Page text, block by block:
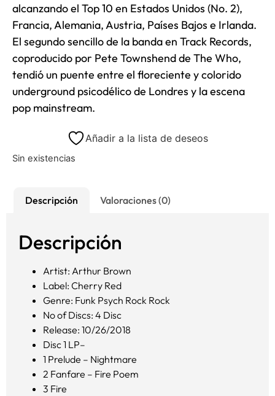
alcanzando el Top 10 en Estados Unidos (No. 2),
Francia, Alemania, Austria, Países Bajos e Irlanda.
El segundo sencillo de la banda en Track Records,
coproducido por Pete Townshend de The Who,
tendió un puente entre el floreciente y colorido
underground psicodélico de Londres y la escena
pop mainstream.
Añadir a la lista de deseos
Sin existencias
Descripción Valoraciones (0)
Descripción
Artist: Arthur Brown
Label: Cherry Red
Genre: Funk Psych Rock Rock
No of Discs: 4 Disc
Release: 10/26/2018
Disc 1 LP–
1 Prelude – Nightmare
2 Fanfare – Fire Poem
3 Fire